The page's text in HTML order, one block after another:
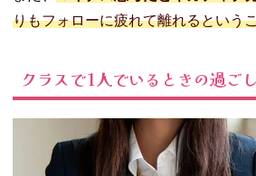
りもフォローに疲れて離れるという
クラスで1人でいるときの過ご